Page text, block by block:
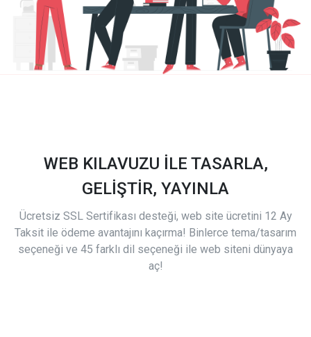
WEB KILAVUZU İLE TASARLA,
GELİŞTİR, YAYINLA
Ücretsiz SSL Sertifikası desteği, web site ücretini 12 Ay
Taksit ile ödeme avantajını kaçırma! Binlerce tema/tasarım
seçeneği ve 45 farklı dil seçeneği ile web siteni dünyaya
aç!